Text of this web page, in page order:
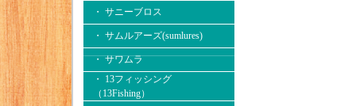
・ サニーブロス
・ サムルアーズ(sumlures)
・ サワムラ
・ 13フィッシング
（13Fishing）